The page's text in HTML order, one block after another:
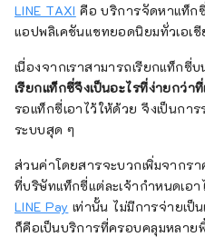
LINE TAXI คือ บริการจัดหาแท็ก
แอปพลิเคชันแชทยอดนิยมทั่วเอเชี
เนื่องจากเราสามารถเรียกแท็กซี่
เรียกแท็กซี่จึงเป็นอะไรที่ง่ายกว่าที่
รอแท็กซี่เอาไว้ให้ด้วย จึงเป็นกา
ระบบสุด ๆ
ส่วนค่าโดยสารจะบวกเพิ่มจากร
ที่บริษัทแท็กซี่แต่ละเจ้ากำหนดเอ
LINE Pay เท่านั้น ไม่มีการจ่ายเ
ก็คือเป็นบริการที่ครอบคลุมหลา